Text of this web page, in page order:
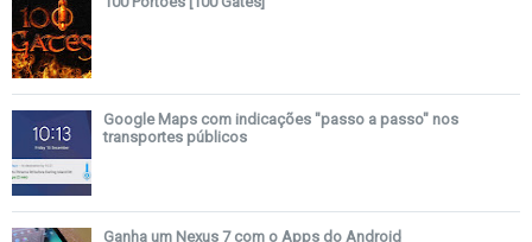
Google Maps com indicações "passo a passo" nos
transportes públicos
Ganha um Nexus 7 com o Apps do Android